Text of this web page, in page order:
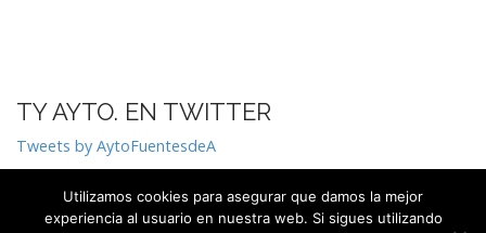
TY AYTO. EN TWITTER
Tweets by AytoFuentesdeA
Utilizamos cookies para asegurar que damos la mejor
experiencia al usuario en nuestra web. Si sigues utilizando